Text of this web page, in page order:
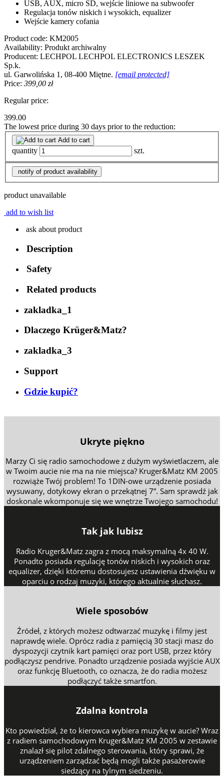
USB, AUX, micro SD, wejście liniowe na subwoofer
Regulacja tonów niskich i wysokich, equalizer
Wejście kamery cofania
Product code: KM2005
Availability: Produkt archiwalny
Producent: LECHPOL LECHPOL ELECTRONICS LESZEK
Sp.k.
ul. Garwolińska 1, 08-400 Miętne. [email protected]
Price: 399,00 zł
Regular price:
399.00
The lowest price during 30 days prior to the reduction:
Add to cart
quantity szt.
notify of product availability
product unavailable
add to wish list
ask about product
Description
Safety
Related products
zakladka_1
Dlaczego Krüger&Matz?
zakladka_3
Support
Gdzie kupić?
Ukryte piękno
Marzy Ci się radio samochodowe z dużym wyświetlaczem, ale
w Twoim aucie nie ma na nie miejsca? Kruger&Matz KM 2005
rozwiąże Twój problem! To 1DIN-owe urządzenie posiada
wysuwany, dotykowy ekran o przekątnej 7”. Sam sprawdź jak
doskonale wkomponuje się we wnętrze Twojego samochodu!
Tak jak lubisz
Radio Kruger&Matz zagra z mocą maksymalną 4x 40 W.
Ponadto posiada regulację tonów niskich i wysokich oraz
equalizer, dzięki któremu dostosujesz ustawienia dźwięku w
oparciu o rodzaj muzyki, którego aktualnie słuchasz.
Wiele sposobów
Źródeł, z których możesz odtwarzać muzykę i filmy jest
naprawdę wiele. Oprócz radia z pamięcią 30 stacji masz do
dyspozycji czytnik kart pamięci oraz port USB, przez który
podłączysz pendrive. Ponadto urządzenie posiada wyjście AUX
oraz funkcję Bluetooth, co oznacza, że do radia możesz
podłączyć także smartfon.
Zdalna kontrola
Kto powiedział, że to kierowca wybiera muzykę w aucie? Wraz
z radiem samochodowym Kruger&Matz KM 2005 w zestawie
znalazł się pilot zdalnego sterowania, który sprawi, że
urządzeniem zarządzać będą mogli także pasażerowie
siedzący na tylnym siedzeniu.